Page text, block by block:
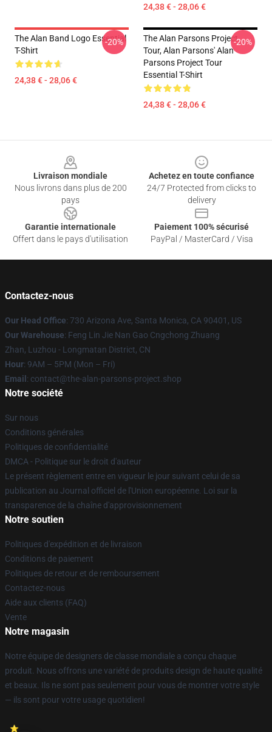
24,38 € - 28,06 €
The Alan Band Logo Essential
T-Shirt
24,38 € - 28,06 €
-20%
The Alan Parsons Project
Tour, Alan Parsons' Alan
Parsons Project Tour
Essential T-Shirt
24,38 € - 28,06 €
-20%
Livraison mondiale
Nous livrons dans plus de 200
pays
Achetez en toute confiance
24/7 Protected from clicks to
delivery
Garantie internationale
Offert dans le pays d'utilisation
Paiement 100% sécurisé
PayPal / MasterCard / Visa
Contactez-nous
Our Head Office: 730 Arizona Ave, Santa Monica, CA 90401, US
Our Warehouse: Feng Lin Jie Nan Gao Cngchong Zhuang
Zhan, Luzhou - Longmatan District, CN
Hour: 9AM – 5PM (Mon – Fri)
Email : contact@the-alan-parsons-project.shop
Notre société
Sur nous
Conditions générales
Politiques de confidentialité
DMCA - Politique sur le droit d'auteur
Le présent règlement entre en vigueur le jour suivant celui de sa
publication au Journal officiel de l'Union européenne. Loi sur la
transparence de la chaîne d'approvisionnement
Notre soutien
Politiques d'expédition et de livraison
Conditions de paiement
Politiques de retour et de remboursement
Contactez-nous
Aide aux clients (FAQ)
Vente
Notre magasin
Notre équipe de designers de classe mondiale a conçu chaque
produit. Nous offrons une variété de produits design de haute qualité
et beaux. Ils ne sont pas seulement pour vous de montrer votre style
— ils sont pour votre usage quotidien!